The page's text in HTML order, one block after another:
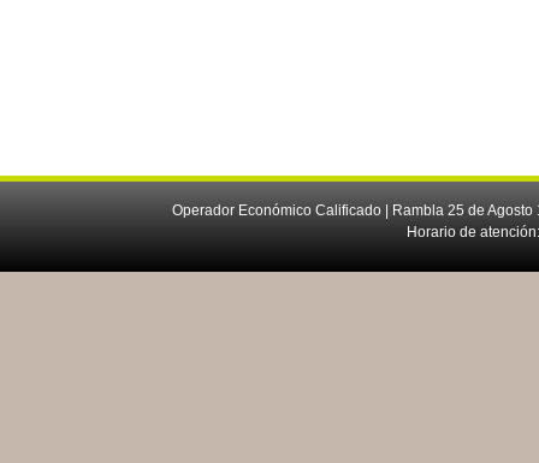
Operador Económico Calificado | Rambla 25 de
Horario de